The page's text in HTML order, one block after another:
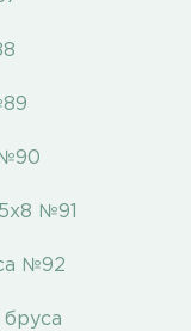
№91
№92